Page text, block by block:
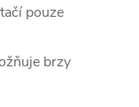
pouze
brzy